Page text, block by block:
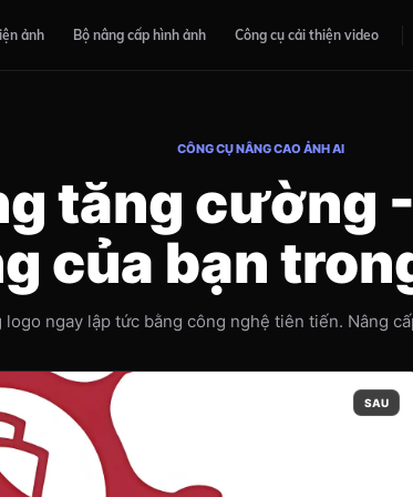
ảnh Bộ nâng cấp hình ảnh Công cụ cải thiện video
CÔNG CỤ NÂNG CAO ẢNH AI
tăng cường
của bạn
logo ngay lập tức bằng công nghệ tiên tiến. Nâng
SAU